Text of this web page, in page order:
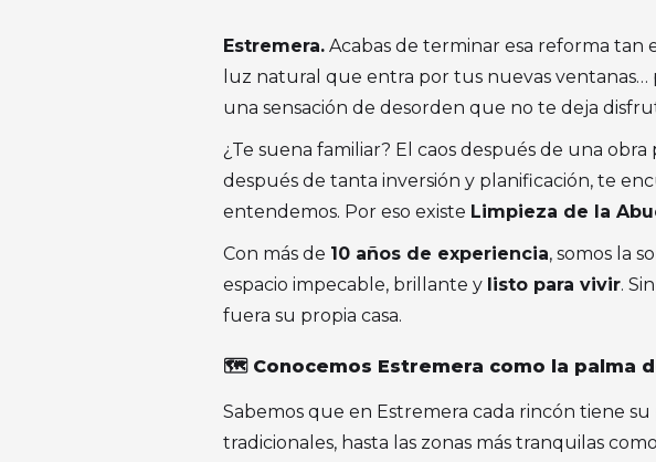
Estremera. Acabas de terminar esa reforma tan
luz natural que entra por tus nuevas
una sensación de desorden que no te deja
¿Te suena familiar? El caos después de una
después de tanta inversión y planificación, te
entendemos. Por eso existe Limpieza de la
Con más de 10 años de experiencia, somos la
espacio impecable, brillante y listo para vivir.
fuera su propia casa.
🗺️ Conocemos Estremera como la palma
Sabemos que en Estremera cada rincón tiene su
tradicionales, hasta las zonas más tranquilas como